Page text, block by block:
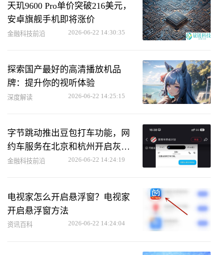
天玑9600 Pro单价突破216美元，
安卓旗舰手机即将涨价
金融科技前沿 2026-06-22 14:30:35
探索国产最好的高清播放机品
牌：提升你的视听体验
深度解读 2026-06-22 14:25:15
字节跳动推出豆包打车功能，网
约车服务在北京和杭州开启灰度
测试
金融科技前沿 2026-06-22 14:24:19
电视家怎么开启悬浮窗？电视家
开启悬浮窗方法
资讯百科 2026-06-22 14:24:04